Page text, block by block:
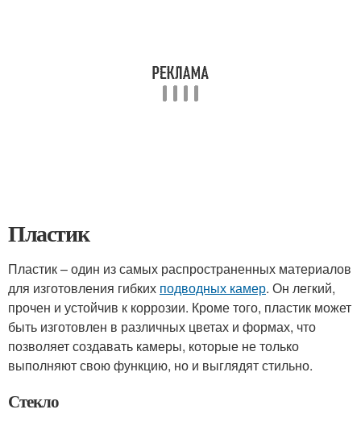
Пластик
Пластик – один из самых распространенных материалов
для изготовления гибких подводных камер. Он легкий,
прочен и устойчив к коррозии. Кроме того, пластик может
быть изготовлен в различных цветах и формах, что
позволяет создавать камеры, которые не только
выполняют свою функцию, но и выглядят стильно.
Стекло